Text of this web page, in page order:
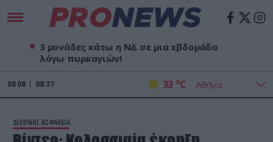
3 μονάδες κάτω η ΝΔ σε μια εβδομάδα
λόγω πυρκαγιών!
08 08 08:37 33 oC
ΔΙΕΘΝΗΣ ΑΣΦΑΛΕΙΑ